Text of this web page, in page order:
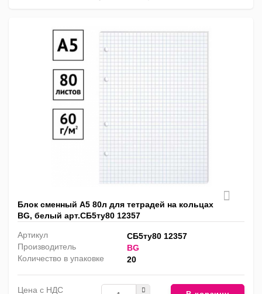
Блок сменный А5 80л для тетрадей на кольцах
BG, белый арт.СБ5ту80 12357
Артикул
СБ5ту80 12357
Производитель
BG
Количество в упаковке
20
Цена с НДС